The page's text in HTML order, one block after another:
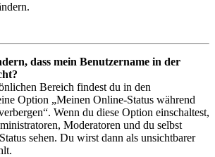
dass mein Benutzername in der
Bereich findest du in den
Option „Meinen Online-Status während
Wenn du diese Option einschaltest,
Moderatoren und du selbst
sehen. Du wirst dann als unsichtbarer